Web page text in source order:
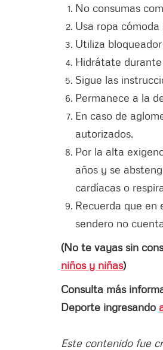
No consumas
Usa ropa
Utiliza
Hidrátate
Sigue las
Permanece a la
En caso de
autorizados.
Por la alta
años y se
cardíacas o
Recuerda que en
sendero no
(No te vayas sin
niños y niñas)
Consulta más
Deporte ingresando
Este contenido fue